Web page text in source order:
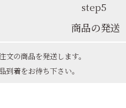
step5
商品の発送
文の商品を発送します。
到着をお待ち下さい。